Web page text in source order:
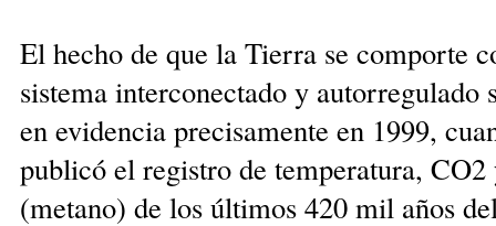
El hecho de que la Tierra se comporte
sistema interconectado y autorregulado
en evidencia precisamente en 1999,
publicó el registro de temperatura,
(metano) de los últimos 420 mil años